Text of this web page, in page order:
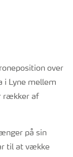
over
i Lyne mellem
rækker af
på sin
til at vække